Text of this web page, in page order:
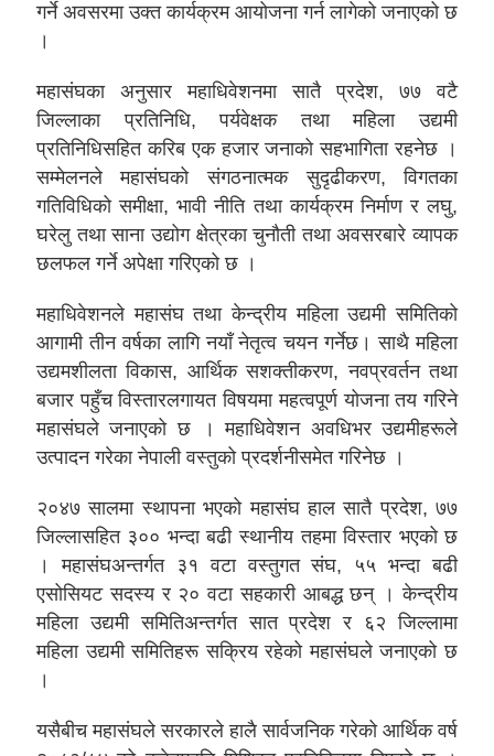
गर्ने अवसरमा उक्त कार्यक्रम आयोजना गर्न लागेको जनाएको छ
।
महासंघका अनुसार महाधिवेशनमा सातै प्रदेश, ७७ वटै
जिल्लाका प्रतिनिधि, पर्यवेक्षक तथा महिला उद्यमी
प्रतिनिधिसहित करिब एक हजार जनाको सहभागिता रहनेछ ।
सम्मेलनले महासंघको संगठनात्मक सुदृढीकरण, विगतका
गतिविधिको समीक्षा, भावी नीति तथा कार्यक्रम निर्माण र लघु,
घरेलु तथा साना उद्योग क्षेत्रका चुनौती तथा अवसरबारे व्यापक
छलफल गर्ने अपेक्षा गरिएको छ ।
महाधिवेशनले महासंघ तथा केन्द्रीय महिला उद्यमी समितिको
आगामी तीन वर्षका लागि नयाँ नेतृत्व चयन गर्नेछ। साथै महिला
उद्यमशीलता विकास, आर्थिक सशक्तीकरण, नवप्रवर्तन तथा
बजार पहुँच विस्तारलगायत विषयमा महत्वपूर्ण योजना तय गरिने
महासंघले जनाएको छ । महाधिवेशन अवधिभर उद्यमीहरूले
उत्पादन गरेका नेपाली वस्तुको प्रदर्शनीसमेत गरिनेछ ।
२०४७ सालमा स्थापना भएको महासंघ हाल सातै प्रदेश, ७७
जिल्लासहित ३०० भन्दा बढी स्थानीय तहमा विस्तार भएको छ
। महासंघअन्तर्गत ३१ वटा वस्तुगत संघ, ५५ भन्दा बढी
एसोसियट सदस्य र २० वटा सहकारी आबद्ध छन् । केन्द्रीय
महिला उद्यमी समितिअन्तर्गत सात प्रदेश र ६२ जिल्लामा
महिला उद्यमी समितिहरू सक्रिय रहेको महासंघले जनाएको छ
।
यसैबीच महासंघले सरकारले हालै सार्वजनिक गरेको आर्थिक वर्ष